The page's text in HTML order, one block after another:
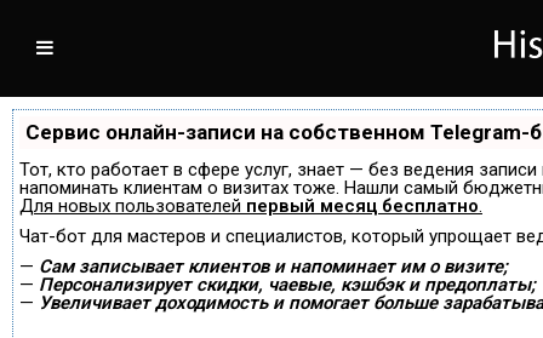
Сервис онлайн-записи на собственном Telegram-
Тот, кто работает в сфере услуг, знает — без ведения
напоминать клиентам о визитах тоже. Нашли самый
Для новых пользователей первый месяц бесплатно.
Чат-бот для мастеров и специалистов, который упрощает
— Сам записывает клиентов и напоминает им о визите;
— Персонализирует скидки, чаевые, кэшбэк и предоплаты;
— Увеличивает доходимость и помогает больше